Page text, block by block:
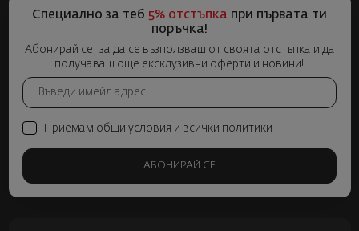
Специално за теб 5% отстъпка при първата ти
поръчка!
Абонирай се, за да се възползваш от своята отстъпка и да
получаваш още ексклузивни оферти и новини!
Приемам общи условия и всички политики
АБОНИРАЙ СЕ